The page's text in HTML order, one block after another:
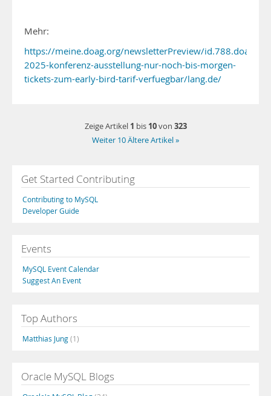
Mehr:
https://meine.doag.org/newsletterPreview/id.788.doag-
2025-konferenz-ausstellung-nur-noch-bis-morgen-
tickets-zum-early-bird-tarif-verfuegbar/lang.de/
Zeige Artikel 1 bis 10von 323
Weiter 10 Ältere Artikel »
Get Started Contributing
Contributing to MySQL
Developer Guide
Events
MySQL Event Calendar
Suggest An Event
Top Authors
Matthias Jung(1)
Oracle MySQL Blogs